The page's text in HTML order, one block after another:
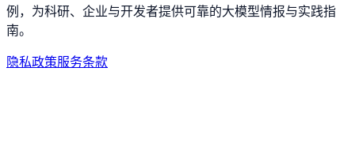
例，为科研、企业与开发者提供可靠的大模型情报与实践指
南。
隐私政策服务条款